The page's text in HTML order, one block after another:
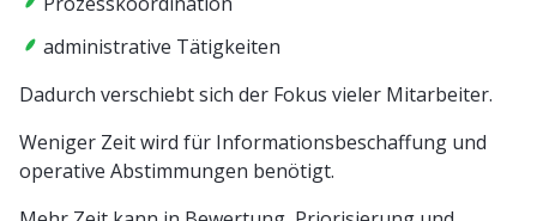
administrative Tätigkeiten
Dadurch verschiebt sich der Fokus vieler Mitarbeiter.
Weniger Zeit wird für Informationsbeschaffung und
operative Abstimmungen benötigt.